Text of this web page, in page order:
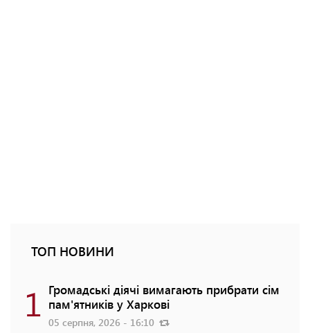
ТОП НОВИНИ
1 Громадські діячі вимагають прибрати сім
пам'ятників у Харкові
05 серпня, 2026 - 16:10